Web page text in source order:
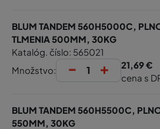
BLUM TANDEM 560H5000C,
TLMENIA 500MM, 30KG
Katalóg. číslo: 565021
Množstvo:
- +
21,69 €
cena s
BLUM TANDEM 560H5500C,
550MM, 30KG